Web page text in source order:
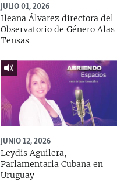
JULIO 01, 2026
Ileana Álvarez directora del
Observatorio de Género Alas
Tensas
JUNIO 12, 2026
Leydis Aguilera,
Parlamentaria Cubana en
Uruguay